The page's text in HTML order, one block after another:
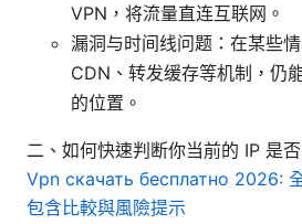
VPN，将流量直连互联网。
漏洞与时间线问题：在某些
CDN、转发缓存等机制，仍
的位置。
二、如何快速判断你当前的 IP 是
Vpn скачать бесплатно 2026:
包含比較與風險提示